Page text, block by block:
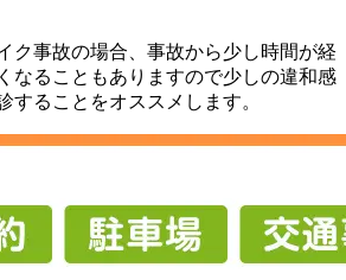
ク事故の場合、事故から少し時間が経
なることもありますので少しの違和感
することをオススメします。